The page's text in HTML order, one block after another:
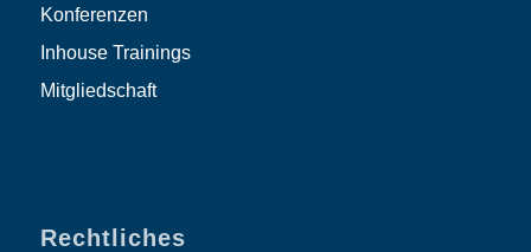
Konferenzen
Inhouse Trainings
Mitgliedschaft
Rechtliches